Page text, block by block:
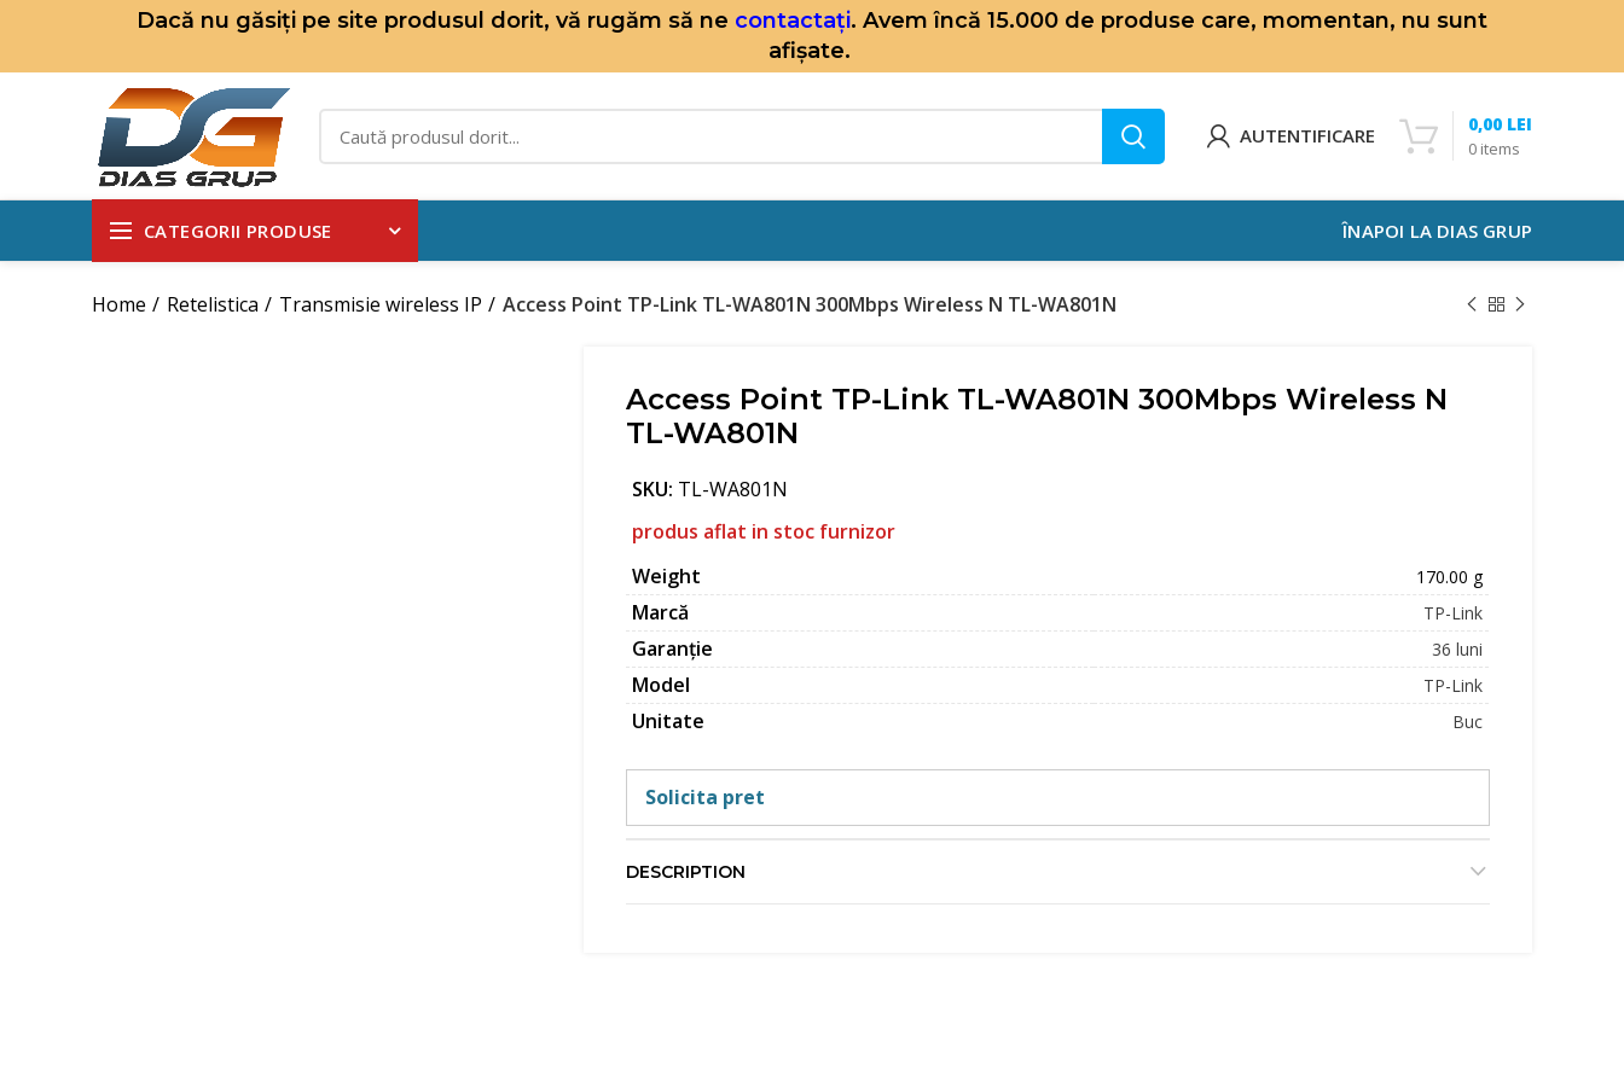
Dacă nu găsiți pe site produsul dorit, vă rugăm să ne contactați. Avem încă 15.000 de produse care, momentan, nu sunt
afișate.
AUTENTIFICARE
0 items
0,00 LEI
CATEGORII PRODUSE ÎNAPOI LA DIAS GRUP
Home Retelistica Transmisie wireless IP Access Point TP-Link TL-WA801N 300Mbps Wireless N TL-WA801N
Access Point TP-Link TL-WA801N 300Mbps Wireless N
TL-WA801N
SKU: TL-WA801N
produs aflat in stoc furnizor
Weight
170.00 g
Marcă TP-Link
Garanție 36 luni
Model TP-Link
Unitate Buc
Solicita pret
DESCRIPTION